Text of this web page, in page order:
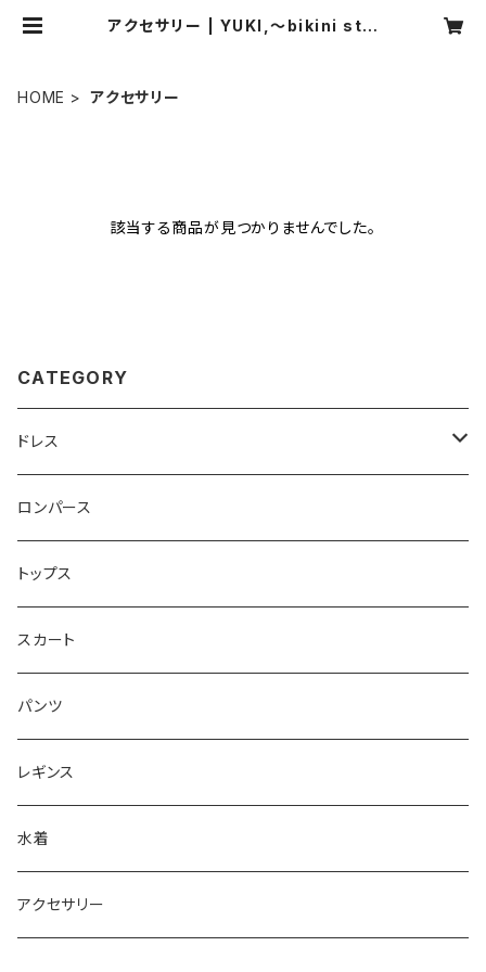
アクセサリー | YUKI,〜bikini styl
HOME アクセサリー
該当する商品が見つかりませんでした。
CATEGORY
ドレス
ベアトップ型ドレス （カップ付）
ワンショルダー型ドレス （カップ付）
ショルダ型ドレス（カップ付）
ポンチョ型ドレス(カップ付)
ロンパース
トップス
スカート
パンツ
レギンス
水着
アクセサリー